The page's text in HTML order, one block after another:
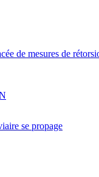
de mesures de
se propage